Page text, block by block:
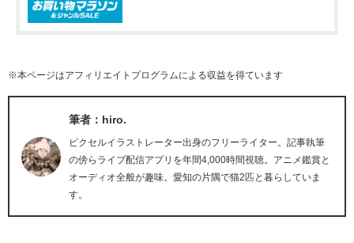
※本ページはアフィリエイトプログラムによる収益を得ています
筆者：hiro.
ピクセルイラストレーター出身のフリーライター。記事執筆
の傍らライブ配信アプリを年間4,000時間視聴。アニメ鑑賞と
オーディオ全般が趣味。愛知の片隅で猫2匹と暮らしていま
す。